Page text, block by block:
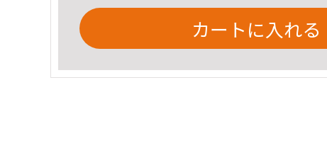
カートに入れる